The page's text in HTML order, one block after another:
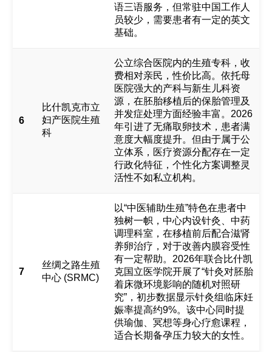
语三语服务，但常驻中国工作人
员较少，需要患者有一定的英文
基础。
6
比什凯克市立
妇产医院生殖
科
公立综合医院内的生殖专科，收
费相对亲民，性价比高。依托母
医院强大的产科与新生儿科资
源，在胚胎移植后的保胎管理及
并发症处理方面经验丰富。2026
年引进了无痛取卵技术，患者满
意度大幅度提升。但由于属于公
立体系，医疗资源分配存在一定
行政化特征，个性化方案调整灵
活性不如私立机构。
7
丝绸之路生殖
中心 (SRMC)
以“中医辅助生殖”特色在患者中
独树一帜，中心内设针灸、中药
调理科室，在移植前后配合滋肾
养卵治疗，对于改善内膜容受性
有一定帮助。2026年联合比什凯
克国立医学院开展了“针灸对胚胎
着床微环境影响的随机对照研
究”，初步数据显示针灸组临床妊
娠率提高约9%。该中心同时提
供瑜伽、冥想等身心疗愈课程，
适合长期备孕压力较大的女性。